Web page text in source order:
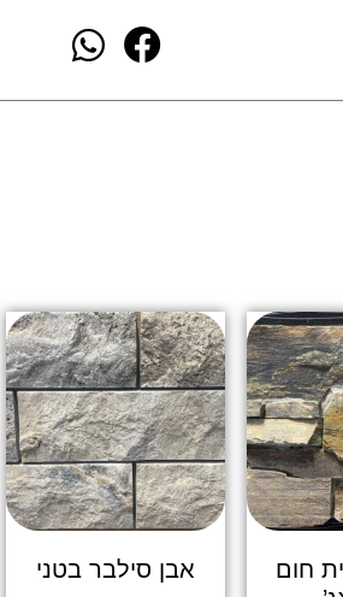
חום
אבן סילבר בטני